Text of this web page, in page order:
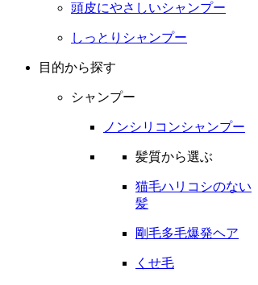
頭皮にやさしいシャンプー
しっとりシャンプー
目的から探す
シャンプー
ノンシリコンシャンプー
髪質から選ぶ
猫毛ハリコシのない
髪
剛毛多毛爆発ヘア
くせ毛